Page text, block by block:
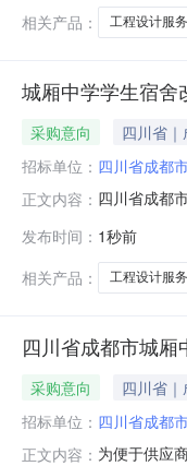
相关产品：
工程设计服务
城厢中学学生宿舍
采购意向 四川省
招标单位： 四川省成都
正文内容： 四川省成都
目预算金额
新
发布时间： 1秒前
相关产品：
工程设计服务
四川省成都市城
采购意向 四川省
招标单位： 四川省成都
正文内容： 为便于供应